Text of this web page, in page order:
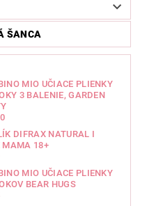
ŠANCA
MIO UČIACE PLIENKY
3 BALENIE, GARDEN
DIFRAX NATURAL I
MAMA 18+
MIO UČIACE PLIENKY
BEAR HUGS